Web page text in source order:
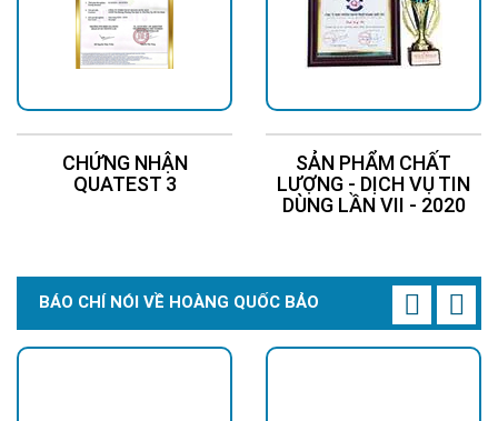
CHỨNG NHẬN
QUATEST 3
SẢN PHẨM CHẤT
LƯỢNG - DỊCH VỤ TIN
DÙNG LẦN VII - 2020
BÁO CHÍ NÓI VỀ HOÀNG QUỐC BẢO